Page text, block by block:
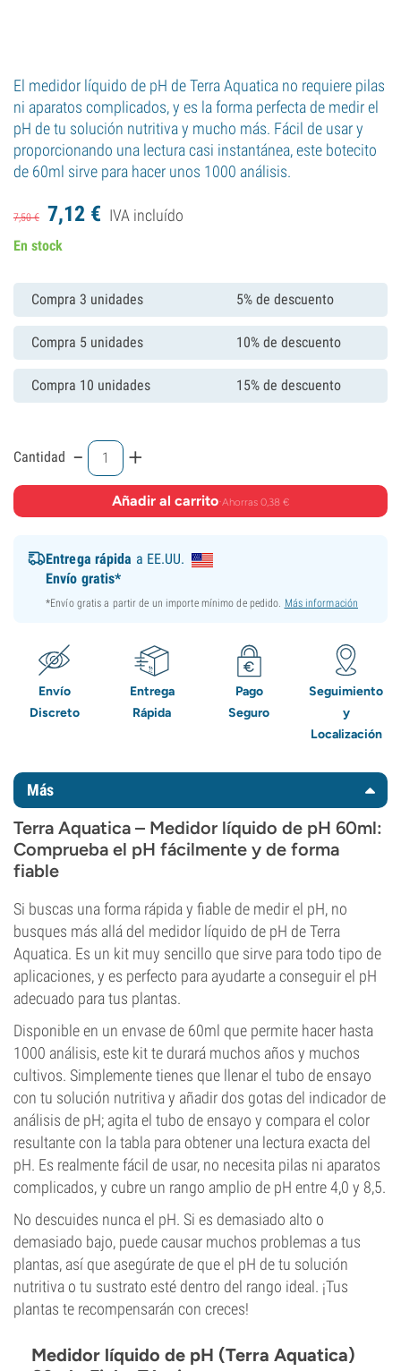
El medidor líquido de pH de Terra Aquatica no requiere pilas
ni aparatos complicados, y es la forma perfecta de medir el
pH de tu solución nutritiva y mucho más. Fácil de usar y
proporcionando una lectura casi instantánea, este botecito
de 60ml sirve para hacer unos 1000 análisis.
7,50€ 7,12 € IVA incluído
En stock
Compra 3 unidades 5% de descuento
Compra 5 unidades 10% de descuento
Compra 10 unidades 15% de descuento
Cantidad - +
Añadir al carrito·Ahorras 0,38 €
Entrega rápida a EE.UU.
Envío gratis*
*Envío gratis a partir de un importe mínimo de pedido. Más información
Envío
Discreto
Entrega
Rápida
Pago
Seguro
Seguimiento
y
Localización
Más
Terra Aquatica – Medidor líquido de pH 60ml:
Comprueba el pH fácilmente y de forma
fiable
Si buscas una forma rápida y fiable de medir el pH, no
busques más allá del medidor líquido de pH de Terra
Aquatica. Es un kit muy sencillo que sirve para todo tipo de
aplicaciones, y es perfecto para ayudarte a conseguir el pH
adecuado para tus plantas.
Disponible en un envase de 60ml que permite hacer hasta
1000 análisis, este kit te durará muchos años y muchos
cultivos. Simplemente tienes que llenar el tubo de ensayo
con tu solución nutritiva y añadir dos gotas del indicador de
análisis de pH; agita el tubo de ensayo y compara el color
resultante con la tabla para obtener una lectura exacta del
pH. Es realmente fácil de usar, no necesita pilas ni aparatos
complicados, y cubre un rango amplio de pH entre 4,0 y 8,5.
No descuides nunca el pH. Si es demasiado alto o
demasiado bajo, puede causar muchos problemas a tus
plantas, así que asegúrate de que el pH de tu solución
nutritiva o tu sustrato esté dentro del rango ideal. ¡Tus
plantas te recompensarán con creces!
Medidor líquido de pH (Terra Aquatica)